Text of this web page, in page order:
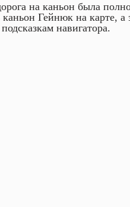
на каньон была
каньон Гейнюк на карте, а
навигатора.